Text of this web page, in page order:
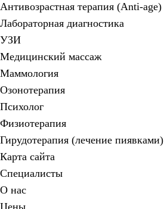
Антивозрастная терапия (Anti-age)
Лабораторная диагностика
УЗИ
Медицинский массаж
Маммология
Озонотерапия
Психолог
Физиотерапия
Гирудотерапия (лечение пиявками)
Карта сайта
Специалисты
О нас
Цены